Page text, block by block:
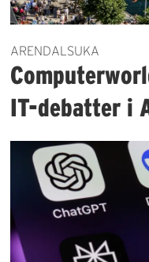
ARENDALSUKA
IT-debatter i